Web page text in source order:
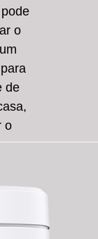
o
de
o